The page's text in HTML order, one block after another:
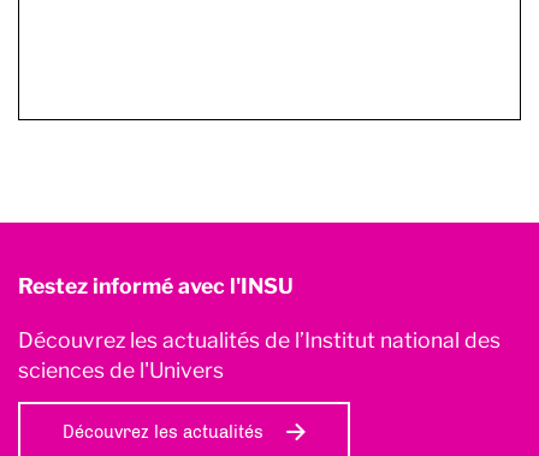
Restez informé avec l'INSU
Découvrez les actualités de l’Institut national des
sciences de l'Univers
Découvrez les actualités